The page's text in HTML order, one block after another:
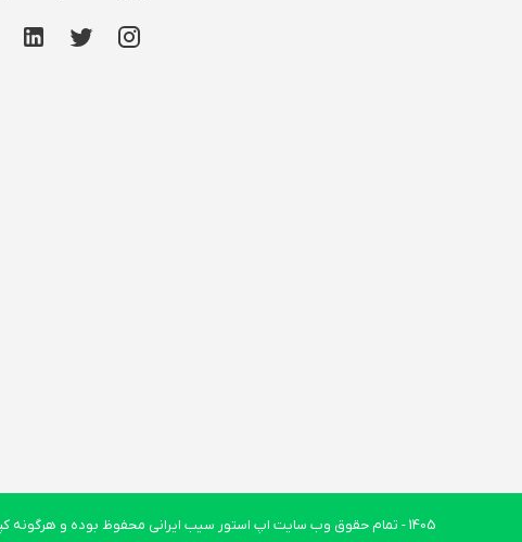
1405- تمام حقوق وب سایت اپ استور سیب ایرانی محفوظ بوده و هرگونه